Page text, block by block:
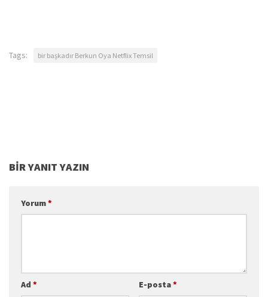
Tags: bir başkadır Berkun Oya Netflix Temsil
BIR YANIT YAZIN
Yorum*
Ad * E-posta*